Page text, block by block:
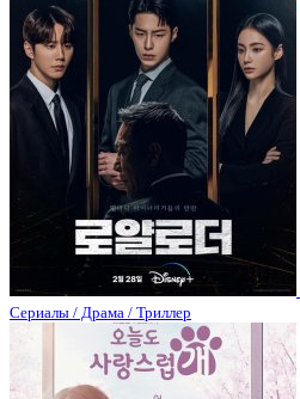
Сериалы / Драма / Триллер